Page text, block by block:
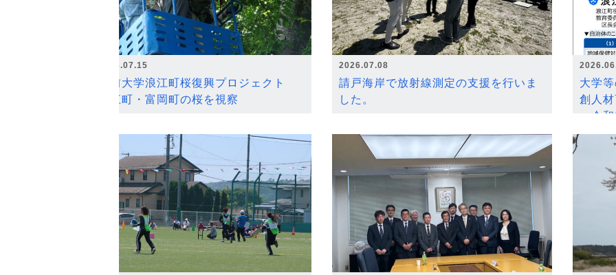
2026.07.15
弘前大学浪江町桜復興プロジェクト
浪江町・富岡町の桜を視察
2026.07.08
請戸海岸で放射線測定の支援を行いま
した。
大学
創人
～令